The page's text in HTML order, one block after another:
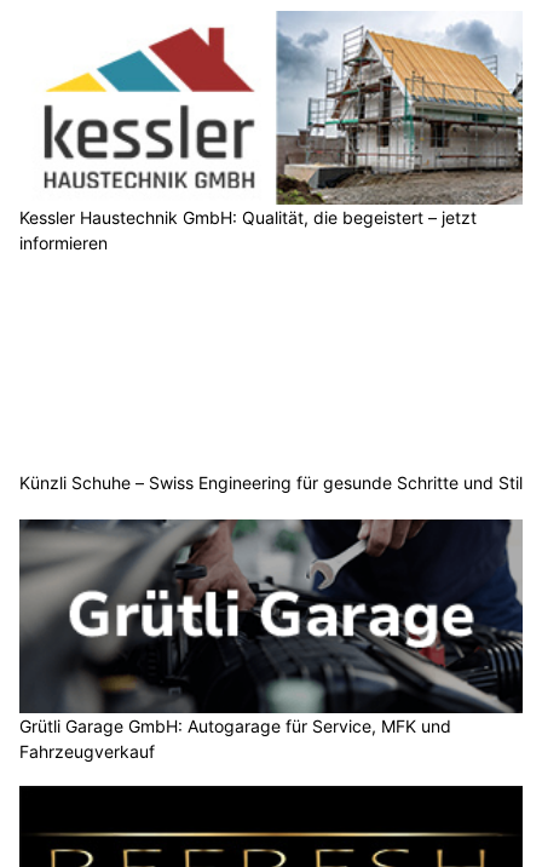
Kessler Haustechnik GmbH: Qualität, die begeistert – jetzt
informieren
Künzli Schuhe – Swiss Engineering für gesunde Schritte und Stil
Grütli Garage GmbH: Autogarage für Service, MFK und
Fahrzeugverkauf